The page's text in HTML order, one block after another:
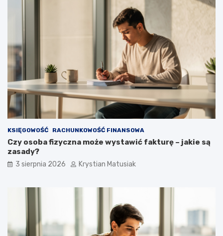
KSIĘGOWOŚĆ RACHUNKOWOŚĆ FINANSOWA
Czy osoba fizyczna może wystawić fakturę – jakie są
zasady?
3 sierpnia 2026 Krystian Matusiak